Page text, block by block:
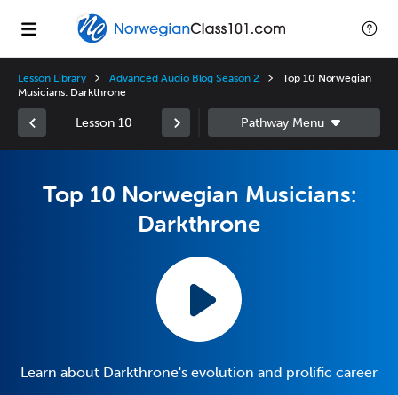
Lesson Library Advanced Audio Blog Season 2
Top 10 Norwegian
Musicians: Darkthrone
Lesson 10
Top 10 Norwegian Musicians:
Darkthrone
Learn about Darkthrone's evolution and prolific career